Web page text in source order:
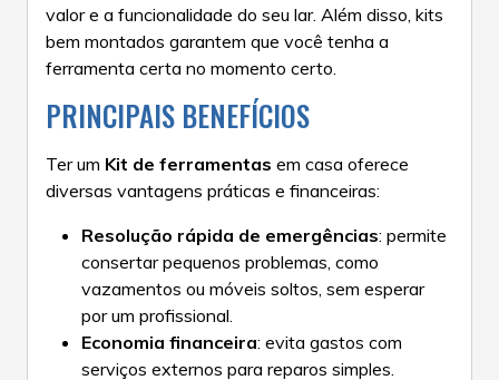
valor e a funcionalidade do seu lar. Além disso, kits
bem montados garantem que você tenha a
ferramenta certa no momento certo.
PRINCIPAIS BENEFÍCIOS
Ter um Kit de ferramentas em casa oferece
diversas vantagens práticas e financeiras:
Resolução rápida de emergências: permite
consertar pequenos problemas, como
vazamentos ou móveis soltos, sem esperar
por um profissional.
Economia financeira: evita gastos com
serviços externos para reparos simples.